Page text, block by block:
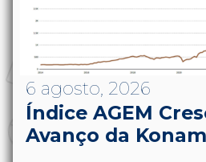
6 agosto, 2026
Índice AGEM
Avanço da